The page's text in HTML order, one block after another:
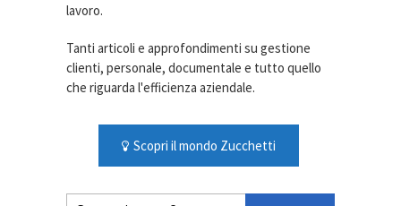
lavoro.
Tanti articoli e approfondimenti su gestione
clienti, personale, documentale e tutto quello
che riguarda l'efficienza aziendale.
Scopri il mondo Zucchetti